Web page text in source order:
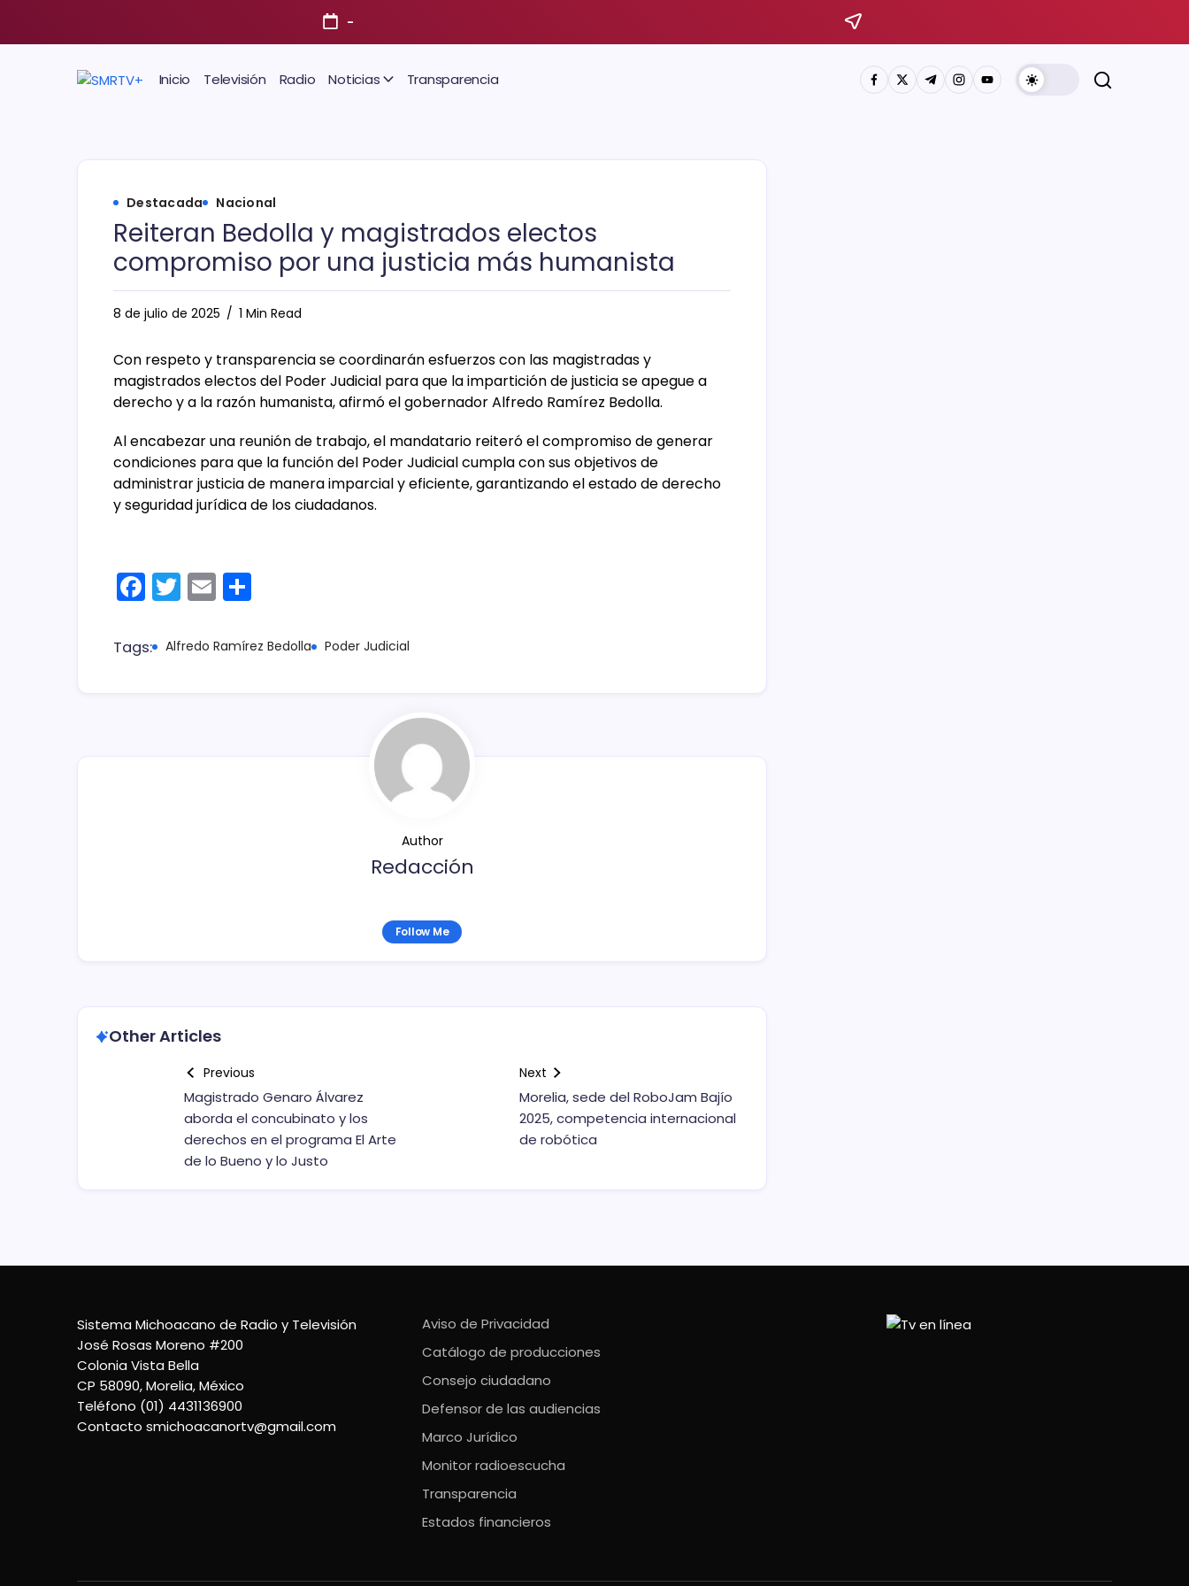
-
Inicio Televisión Radio Noticias Transparencia
Destacada Nacional
Reiteran Bedolla y magistrados electos
compromiso por una justicia más humanista
8 de julio de 2025 1 Min Read
Con respeto y transparencia se coordinarán esfuerzos con las magistradas y
magistrados electos del Poder Judicial para que la impartición de justicia se apegue a
derecho y a la razón humanista, afirmó el gobernador Alfredo Ramírez Bedolla.
Al encabezar una reunión de trabajo, el mandatario reiteró el compromiso de generar
condiciones para que la función del Poder Judicial cumpla con sus objetivos de
administrar justicia de manera imparcial y eficiente, garantizando el estado de derecho
y seguridad jurídica de los ciudadanos.
F
a
c
T
w
itt
E
m
ai m
Tags: Alfredo Ramírez Bedolla Poder Judicial
Author
Redacción
Follow Me
Other Articles
Previous
Magistrado Genaro Álvarez
aborda el concubinato y los
derechos en el programa El Arte
de lo Bueno y lo Justo
Next
Morelia, sede del RoboJam Bajío
2025, competencia internacional
de robótica
Sistema Michoacano de Radio y Televisión
José Rosas Moreno #200
Colonia Vista Bella
CP 58090, Morelia, México
Teléfono (01) 4431136900
Contacto smichoacanortv@gmail.com
Aviso de Privacidad
Catálogo de producciones
Consejo ciudadano
Defensor de las audiencias
Marco Jurídico
Monitor radioescucha
Transparencia
Estados financieros